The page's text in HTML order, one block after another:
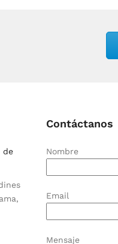
de
Contáctanos
Nombre
Email
Mensaje